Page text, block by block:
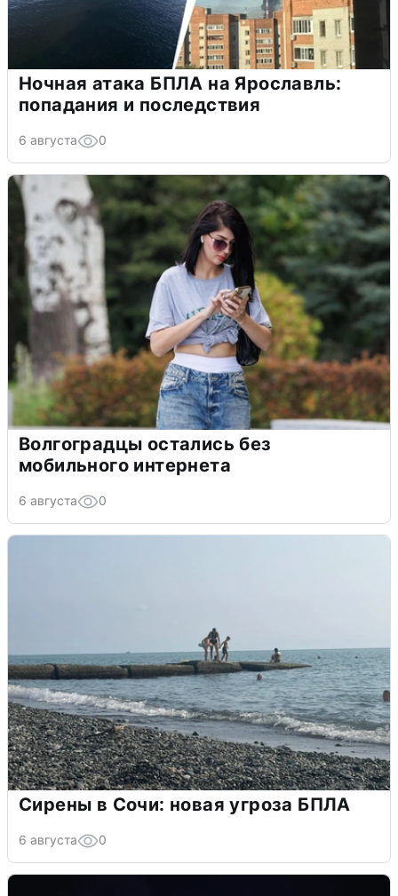
Ночная атака БПЛА на Ярославль:
попадания и последствия
6 августа 0
Волгоградцы остались без
мобильного интернета
6 августа 0
Сирены в Сочи: новая угроза БПЛА
6 августа 0